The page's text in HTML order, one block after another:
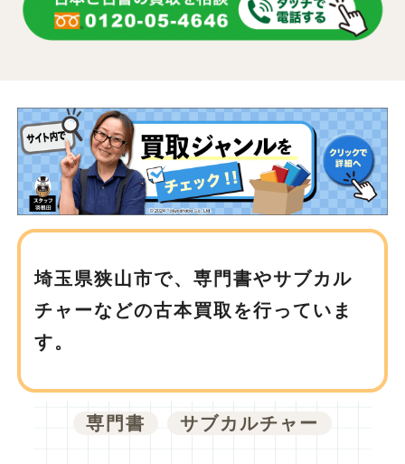
埼玉県狭山市で、専門書やサブカル
チャーなどの古本買取を行っていま
す。
専門書 サブカルチャー